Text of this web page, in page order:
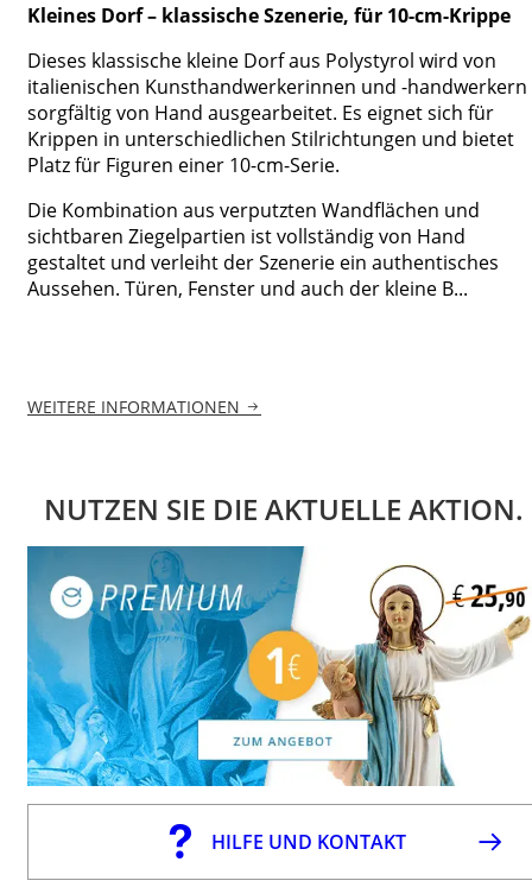
Kleines Dorf – klassische Szenerie, für 10-cm-Krippe
Dieses klassische kleine Dorf aus Polystyrol wird von
italienischen Kunsthandwerkerinnen und -handwerkern
sorgfältig von Hand ausgearbeitet. Es eignet sich für
Krippen in unterschiedlichen Stilrichtungen und bietet
Platz für Figuren einer 10-cm-Serie.
Die Kombination aus verputzten Wandflächen und
sichtbaren Ziegelpartien ist vollständig von Hand
gestaltet und verleiht der Szenerie ein authentisches
Aussehen. Türen, Fenster und auch der kleine B...
WEITERE INFORMATIONEN
NUTZEN SIE DIE AKTUELLE AKTION.
HILFE UND KONTAKT